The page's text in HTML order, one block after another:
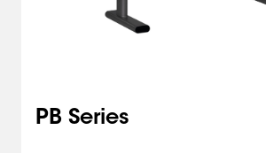
PB Series